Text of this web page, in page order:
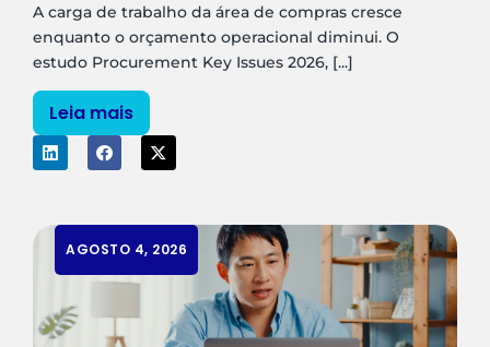
A carga de trabalho da área de compras cresce
enquanto o orçamento operacional diminui. O
estudo Procurement Key Issues 2026, [...]
Leia mais
AGOSTO 4, 2026